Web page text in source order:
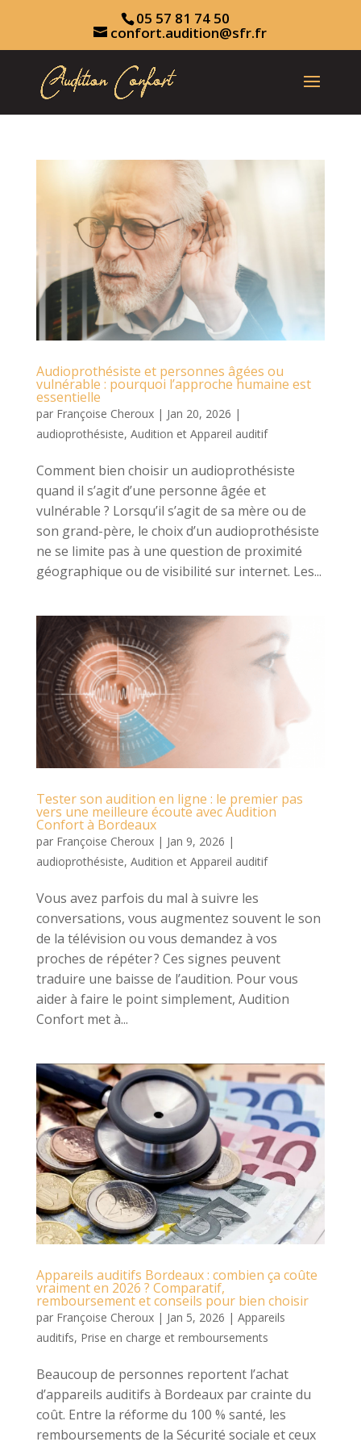
05 57 81 74 50
confort.audition@sfr.fr
Audioprothésiste et personnes âgées ou
vulnérable : pourquoi l’approche humaine est
essentielle
par Françoise Cheroux| Jan 20, 2026 |
audioprothésiste, Audition et Appareil auditif
Comment bien choisir un audioprothésiste
quand il s’agit d’une personne âgée et
vulnérable ? Lorsqu’il s’agit de sa mère ou de
son grand-père, le choix d’un audioprothésiste
ne se limite pas à une question de proximité
géographique ou de visibilité sur internet. Les...
Tester son audition en ligne : le premier pas
vers une meilleure écoute avec Audition
Confort à Bordeaux
par Françoise Cheroux| Jan 9, 2026 |
audioprothésiste, Audition et Appareil auditif
Vous avez parfois du mal à suivre les
conversations, vous augmentez souvent le son
de la télévision ou vous demandez à vos
proches de répéter ? Ces signes peuvent
traduire une baisse de l’audition. Pour vous
aider à faire le point simplement, Audition
Confort met à...
Appareils auditifs Bordeaux : combien ça coûte
vraiment en 2026 ? Comparatif,
remboursement et conseils pour bien choisir
par Françoise Cheroux| Jan 5, 2026 | Appareils
auditifs, Prise en charge et remboursements
Beaucoup de personnes reportent l’achat
d’appareils auditifs à Bordeaux par crainte du
coût. Entre la réforme du 100 % santé, les
remboursements de la Sécurité sociale et ceux